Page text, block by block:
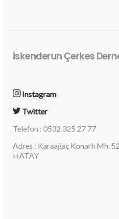
İskenderun Çerkes
Instagram
Twitter
Telefon : 0532 325 27 77
Adres : Karaağaç Konarlı Mh.
HATAY